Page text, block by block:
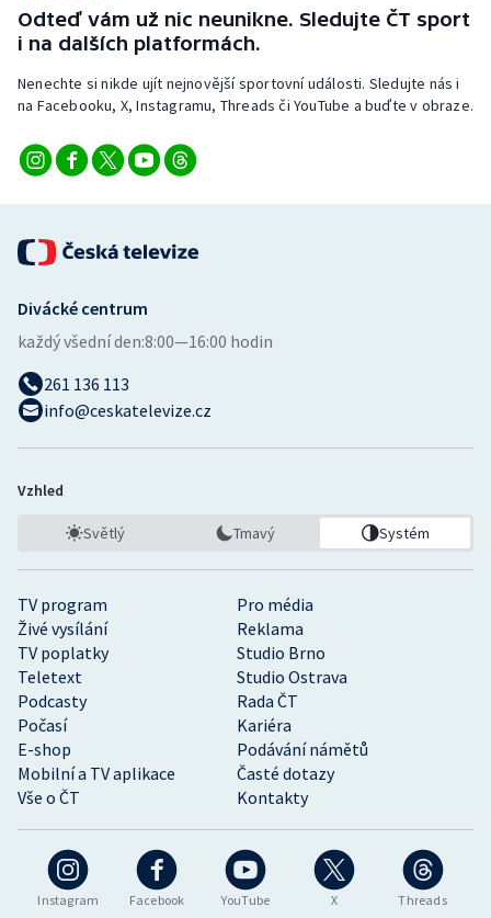
Veslování
Vodní slalom
Volejbal
Odteď vám už nic neunikne. Sledujte ČT sport
i na dalších platformách.
Nenechte si nikde ujít nejnovější sportovní události. Sledujte nás i
na Facebooku, X, Instagramu, Threads či YouTube a buďte v obraze.
Instagram Facebook YouTube X Threads
TV program
Pro média
Živé vysílání
Reklama
TV poplatky
Studio Brno
Teletext
Studio Ostrava
Podcasty
Rada ČT
Počasí
Kariéra
E-shop
Podávání námětů
Mobilní a TV aplikace
Časté dotazy
Vše o ČT
Kontakty
Divácké centrum
každý všední den:8:00—16:00 hodin
261 136 113
info@ceskatelevize.cz
Vzhled
Světlý Tmavý Systém